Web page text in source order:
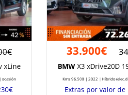
xLine
ocasión
33.900€
BMW X3 xDrive20D
Kms 96.500 | 2022 | Híbrido
Extras por valor de